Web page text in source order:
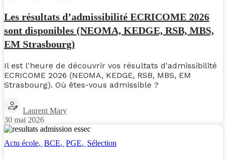
Les résultats d’admissibilité ECRICOME 2026
sont disponibles (NEOMA, KEDGE, RSB, MBS,
EM Strasbourg)
Il est l'heure de découvrir vos résultats d'admissibilité
ECRICOME 2026 (NEOMA, KEDGE, RSB, MBS, EM
Strasbourg). Où êtes-vous admissible ?
Laurent Mary
30 mai 2026
Actu école, BCE, PGE, Sélection